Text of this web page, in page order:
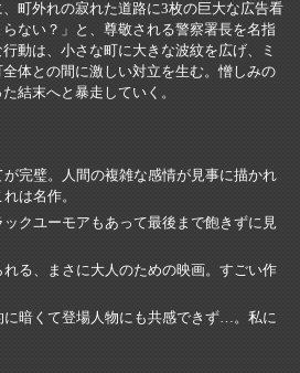
町外れの寂れた道路に3枚の巨大な広告看
ない？」と、尊敬される警察署長を名指
動は、小さな町に大きな波紋を広げ、ミ
体との間に激しい対立を生む。憎しみの
結末へと暴走していく。
完璧。人間の複雑な感情が見事に描かれ
は名作。
クユーモアもあって最後まで飽きずに見
る、まさに大人のための映画。すごい作
に暗くて登場人物にも共感できず…。私に